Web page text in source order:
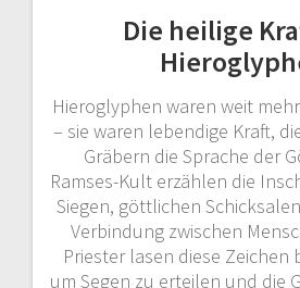
Die heilige
Hieroglyphen waren weit
– sie waren lebendige Kraft,
Gräbern die Sprache der
Ramses-Kult erzählen die
Siegen, göttlichen
Verbindung zwischen
Priester lasen diese Zeichen
um Segen zu erteilen und die